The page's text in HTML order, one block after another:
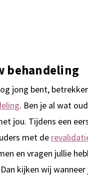
behandeling
jong bent,
. Ben je al wat
jou. Tijdens een
met de
en vragen jullie
kijken wij